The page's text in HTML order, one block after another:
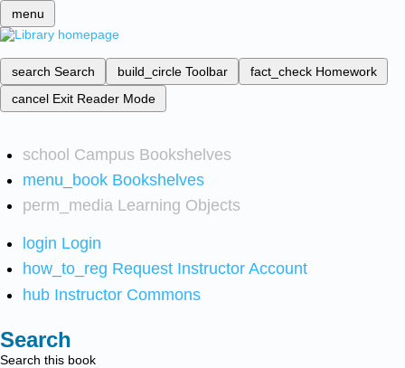
menu
search Search build_circle Toolbar fact_check Homework
cancel Exit Reader Mode
school Campus Bookshelves
menu_book Bookshelves
perm_media Learning Objects
login Login
how_to_reg Request Instructor Account
hub Instructor Commons
Search
Search this book